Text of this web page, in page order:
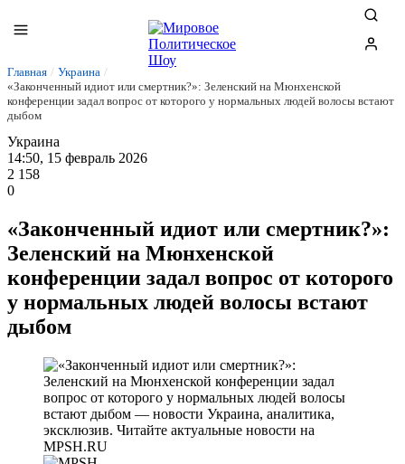
Главная / Украина /
«Законченный идиот или смертник?»: Зеленский на Мюнхенской
конференции задал вопрос от которого у нормальных людей волосы встают
дыбом
Украина
14:50, 15 февраль 2026
2 158
0
«Законченный идиот или смертник?»:
Зеленский на Мюнхенской
конференции задал вопрос от которого
у нормальных людей волосы встают
дыбом